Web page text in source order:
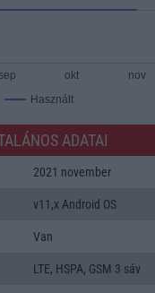
Használt
sep okt nov
ADATAI
2021 november
v11,x Android OS
Van
LTE, HSPA, GSM 3 sáv